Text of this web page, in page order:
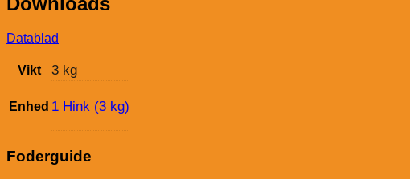
Datablad
Vikt 3 kg
Enhed 1 Hink (3 kg)
Foderguide